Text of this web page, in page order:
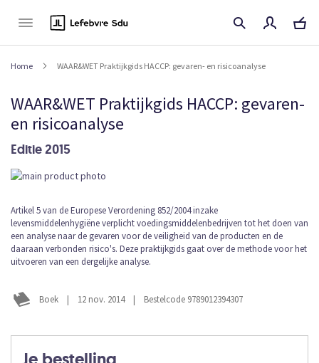
Home WAAR&WET Praktijkgids HACCP: gevaren- en risicoanalyse
WAAR&WET Praktijkgids HACCP: gevaren-
en risicoanalyse
Editie 2015
Ga
het
einde
van
de
afbeeldingen-
Boek | 12 nov. 2014 | Bestelcode 9789012394307
Ga
naar
het
begin
van
afbeeldingen-
gallerij
Artikel 5 van de Europese Verordening 852/2004 inzake
levensmiddelenhygiëne verplicht voedingsmiddelenbedrijven tot het doen van
een analyse naar de gevaren voor de veiligheid van de producten en de
daaraan verbonden risico's. Deze praktijkgids gaat over de methode voor het
uitvoeren van een dergelijke analyse.